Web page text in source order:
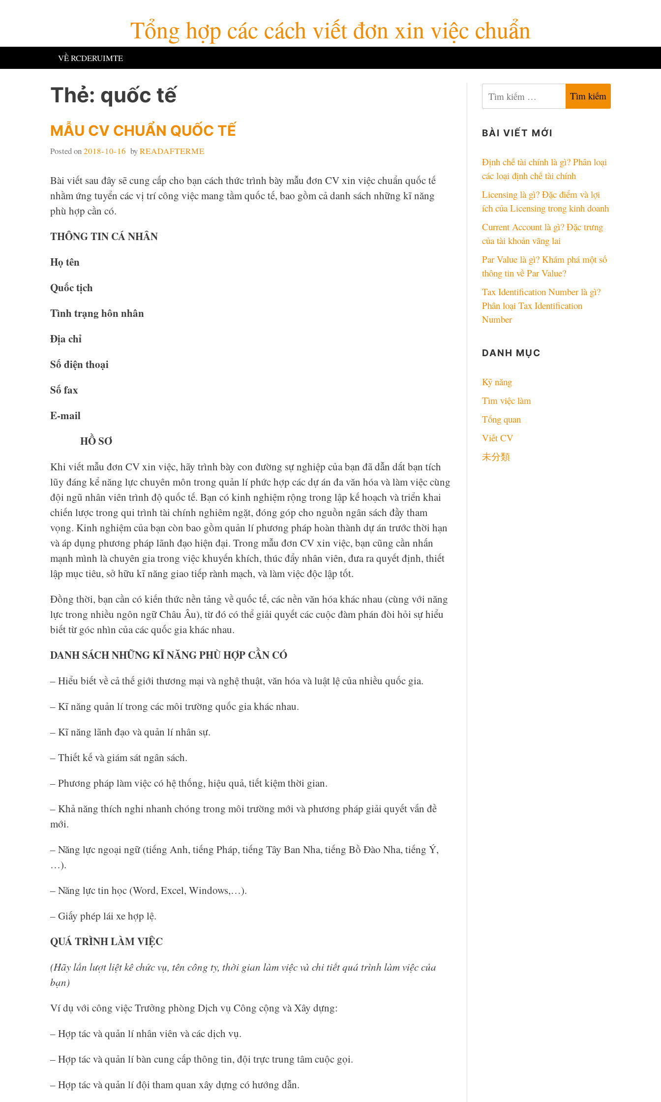
Tổng hợp các cách viết đơn xin việc chuẩn
VỀ RCDERUIMTE
Thẻ: quốc tế
MẪU CV CHUẨN QUỐC TẾ
Posted on2018-10-16 byREADAFTERME
Bài viết sau đây sẽ cung cấp cho bạn cách thức trình bày mẫu đơn CV xin việc chuẩn quốc tế
nhằm ứng tuyển các vị trí công việc mang tầm quốc tế, bao gồm cả danh sách những kĩ năng
phù hợp cần có.
THÔNG TIN CÁ NHÂN
Họ tên
Quốc tịch
Tình trạng hôn nhân
Địa chỉ
Số điện thoại
Số fax
E-mail
HỒ SƠ
Khi viết mẫu đơn CV xin việc, hãy trình bày con đường sự nghiệp của bạn đã dẫn dắt bạn tích
lũy đáng kể năng lực chuyên môn trong quản lí phức hợp các dự án đa văn hóa và làm việc cùng
đội ngũ nhân viên trình độ quốc tế. Bạn có kinh nghiệm rộng trong lập kế hoạch và triển khai
chiến lược trong qui trình tài chính nghiêm ngặt, đóng góp cho nguồn ngân sách đầy tham
vọng. Kinh nghiệm của bạn còn bao gồm quản lí phương pháp hoàn thành dự án trước thời hạn
và áp dụng phương pháp lãnh đạo hiện đại. Trong mẫu đơn CV xin việc, bạn cũng cần nhấn
mạnh mình là chuyên gia trong việc khuyến khích, thúc đẩy nhân viên, đưa ra quyết định, thiết
lập mục tiêu, sở hữu kĩ năng giao tiếp rành mạch, và làm việc độc lập tốt.
Đồng thời, bạn cần có kiến thức nền tảng về quốc tế, các nền văn hóa khác nhau (cùng với năng
lực trong nhiều ngôn ngữ Châu Âu), từ đó có thể giải quyết các cuộc đàm phán đòi hỏi sự hiểu
biết từ góc nhìn của các quốc gia khác nhau.
DANH SÁCH NHỮNG KĨ NĂNG PHÙ HỢP CẦN CÓ
– Hiểu biết về cả thế giới thương mại và nghệ thuật, văn hóa và luật lệ của nhiều quốc gia.
– Kĩ năng quản lí trong các môi trường quốc gia khác nhau.
– Kĩ năng lãnh đạo và quản lí nhân sự.
– Thiết kế và giám sát ngân sách.
– Phương pháp làm việc có hệ thống, hiệu quả, tiết kiệm thời gian.
– Khả năng thích nghi nhanh chóng trong môi trường mới và phương pháp giải quyết vấn đề
mới.
– Năng lực ngoại ngữ (tiếng Anh, tiếng Pháp, tiếng Tây Ban Nha, tiếng Bồ Đào Nha, tiếng Ý,
…).
– Năng lực tin học (Word, Excel, Windows,…).
– Giấy phép lái xe hợp lệ.
QUÁ TRÌNH LÀM VIỆC
(Hãy lần lượt liệt kê chức vụ, tên công ty, thời gian làm việc và chi tiết quá trình làm việc của
bạn)
Ví dụ với công việc Trưởng phòng Dịch vụ Công cộng và Xây dựng:
– Hợp tác và quản lí nhân viên và các dịch vụ.
– Hợp tác và quản lí bàn cung cấp thông tin, đội trực trung tâm cuộc gọi.
– Hợp tác và quản lí đội tham quan xây dựng có hướng dẫn.
kiếm
BÀI VIẾT MỚI
Định chế tài chính là gì? Phân loại
các loại định chế tài chính
Licensing là gì? Đặc điểm và lợi
ích của Licensing trong kinh doanh
Current Account là gì? Đặc trưng
của tài khoản vãng lai
Par Value là gì? Khám phá một số
thông tin về Par Value?
Tax Identification Number là gì?
Phân loại Tax Identification
Number
DANH MỤC
Kỹ năng
Tìm việc làm
Tổng quan
Viết CV
未分類